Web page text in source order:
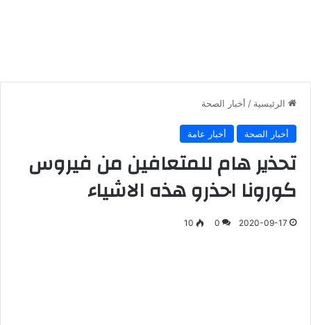
الرئيسية / أخبار الصحة
أخبار الصحة أخبار عامة
تحذير هام للمتعافين من فيروس
كورونا احذرو هذه الاشياء
2020-09-17
0
10